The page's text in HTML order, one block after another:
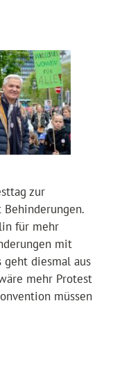
zur
für mehr
mit
diesmal aus
mehr Protest
müssen